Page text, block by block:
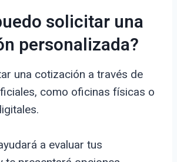
solicitar una
personalizada?
una cotización a través de
como oficinas físicas o
a evaluar tus